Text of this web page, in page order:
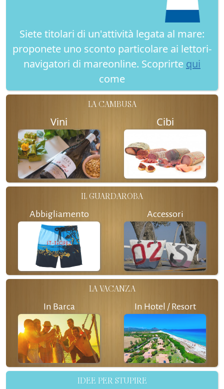
Siete titolari di un'attività legata al mare:
proponete uno sconto particolare ai lettori-
navigatori di mareonline. Scoprirte qui
come
LA CAMBUSA
Vini Cibi
IL GUARDAROBA
Abbigliamento Accessori
LA VACANZA
In Barca In Hotel / Resort
IDEE PER STUPIRE